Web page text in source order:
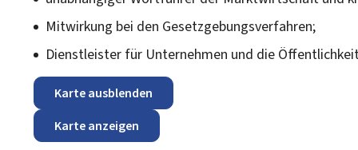
Mitwirkung bei den Gesetzgebungsverfahren;
Dienstleister für Unternehmen und die
Karte ausblenden
Karte anzeigen